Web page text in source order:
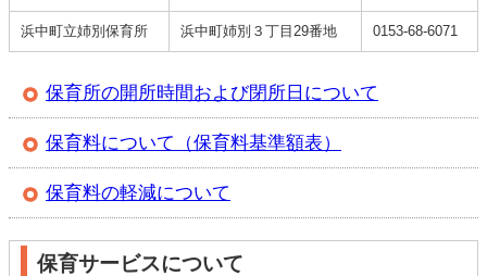
浜中町立姉別保育所 浜中町姉別３丁目29番地 0153-68-6071
保育所の開所時間および閉所日について
保育料について（保育料基準額表）
保育料の軽減について
保育サービスについて